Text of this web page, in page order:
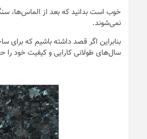
خوب است بدانید که بعد از الماس‌ها،
نمی‌شوند.
بنابراین اگر قصد داشته باشیم که
سال‌های طولانی کارایی و کیفیت خود را